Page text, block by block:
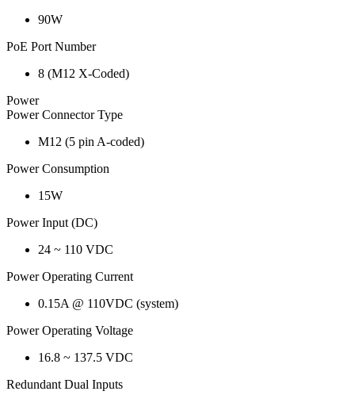
90W
PoE Port Number
8 (M12 X-Coded)
Power
Power Connector Type
M12 (5 pin A-coded)
Power Consumption
15W
Power Input (DC)
24 ~ 110 VDC
Power Operating Current
0.15A @ 110VDC (system)
Power Operating Voltage
16.8 ~ 137.5 VDC
Redundant Dual Inputs